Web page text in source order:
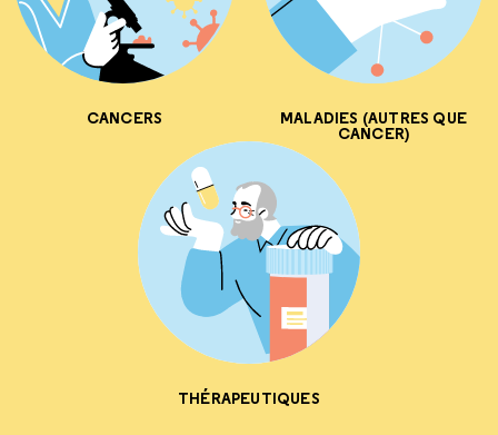
CANCERS MALADIES (AUTRES QUE
CANCER)
THÉRAPEUTIQUES